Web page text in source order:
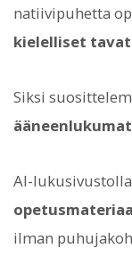
natiivipuhetta
kielelliset
Siksi
AI-
ilman